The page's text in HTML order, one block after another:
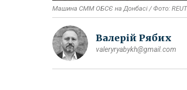
Машина СММ ОБСЄ на Донбасі / Фото:
Валерій Рябих
valeryryabykh@gmail.com